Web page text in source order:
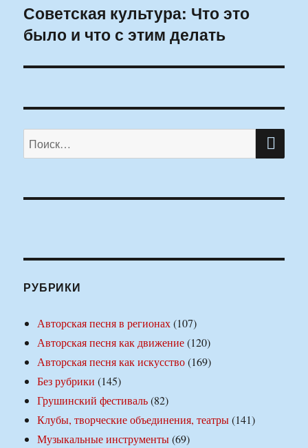
Следующая
запись:
Советская культура: Что это
было и что с этим делать
Искать:
РУБРИКИ
Авторская песня в регионах(107)
Авторская песня как движение(120)
Авторская песня как искусство(169)
Без рубрики (145)
Грушинский фестиваль(82)
Клубы, творческие объединения, театры(141)
Музыкальные инструменты(69)